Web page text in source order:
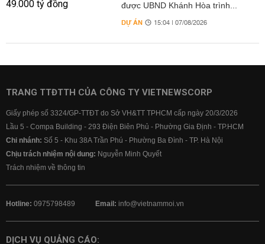
được UBND Khánh Hòa trình...
DỰ ÁN 15:04 | 07/08/2026
TRANG TTĐTTH CỦA CÔNG TY VIETNEWSCORP
Giấy phép số 3324/GP-TTĐT do Sở VH&TT TPHCM cấp ngày 20/3/2026
Lầu 5 - Compa Building - 293 Điện Biên Phủ - Phường Gia Định - TP.HCM
Chi nhánh: Số 5 - Khu 38A Trần Phú - Phường Ba Đình - TP. Hà Nội
Chịu trách nhiệm nội dung: Nguyễn Minh Quyết
Trách nhiệm về thông tin
Hotline: 0975798489 Email: info@vietnammoi.vn
DỊCH VỤ QUẢNG CÁO: